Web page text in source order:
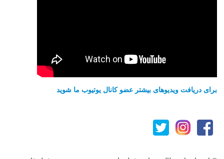
برای دریافت ویدیوهای بیشتر عضو کانال یوتیوب ما شوید